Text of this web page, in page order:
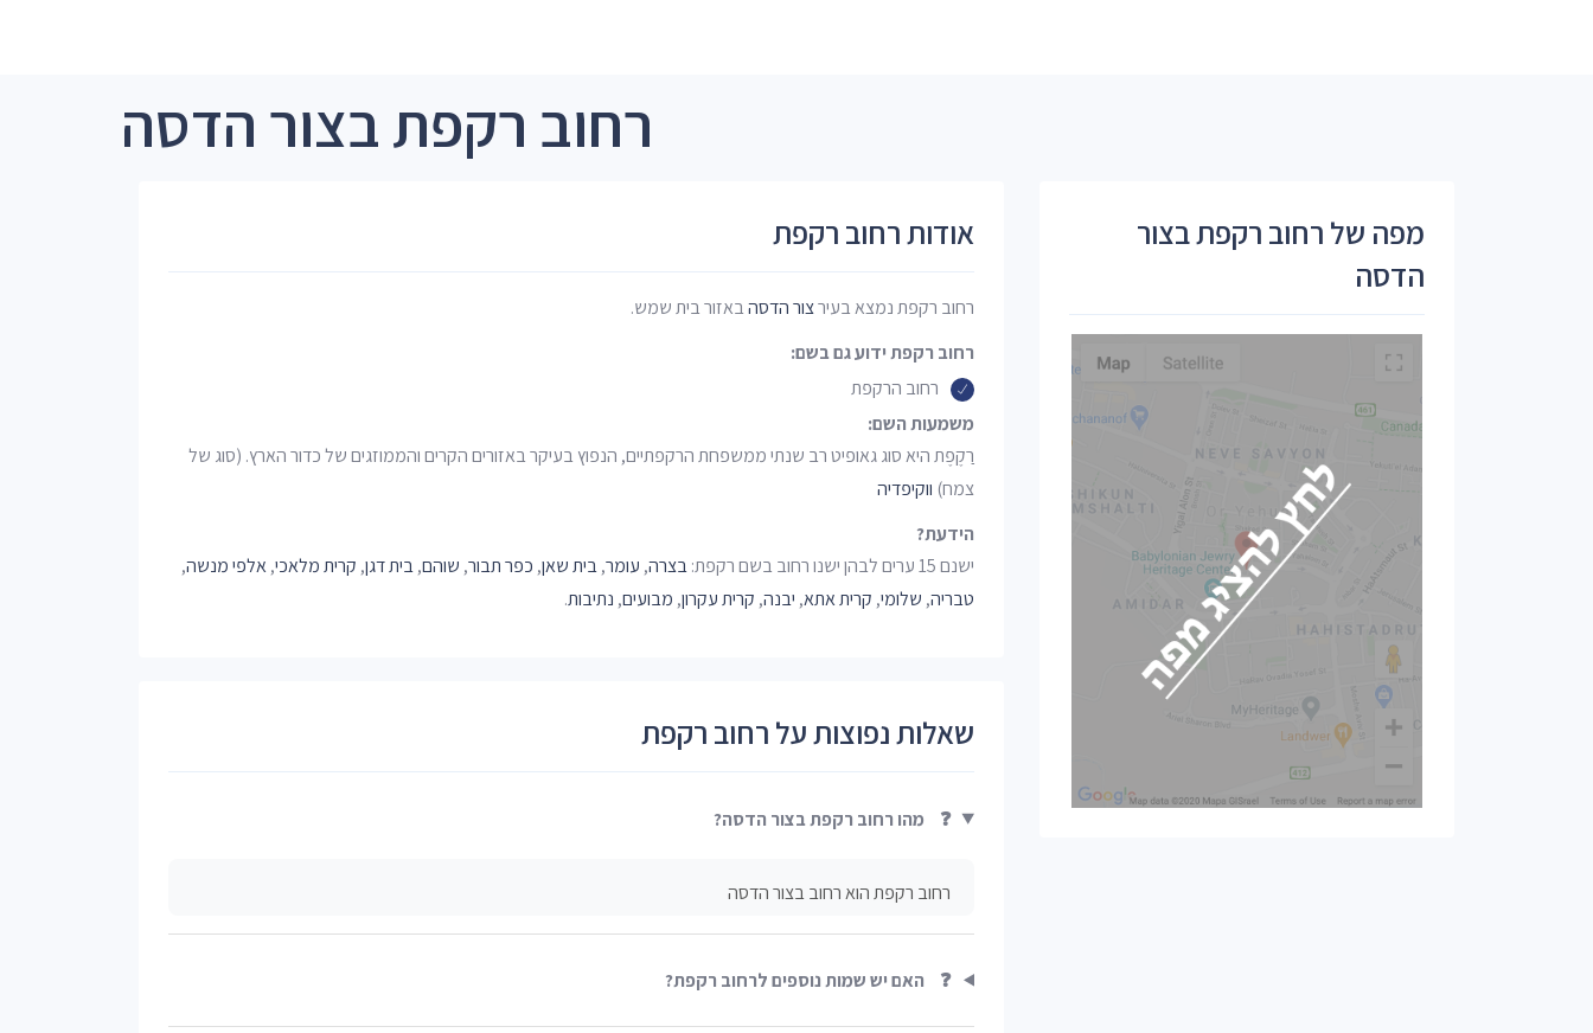
רחוב רקפת בצור הדסה
אודות רחוב רקפת
רחוב רקפת נמצא בעירצור הדסהבאזור בית שמש.
רחוב רקפת ידוע גם בשם:
רחוב הרקפת
משמעות השם:
רַקֶפֶת היא סוג גאופיט רב שנתי ממשפחת הרקפתיים, הנפוץ בעיקר באזורים הקרים והממוזגים של כדור הארץ. (סוג של
צמח) ווקיפדיה
הידעת?
ישנם 15 ערים לבהן ישנו רחוב בשם רקפת:
בצרה, עומר,בית שאן, כפר תבור, שוהם,בית דגן, קרית מלאכי,אלפי מנשה,
טבריה, שלומי, קרית אתא, יבנה, קרית עקרון, מבועים, נתיבות.
שאלות נפוצות על רחוב רקפת
❓ מהו רחוב רקפת בצור הדסה?
רחוב רקפת הוא רחוב בצור הדסה
❓ האם יש שמות נוספים לרחוב רקפת?
מפה של רחוב רקפת בצור
הדסה